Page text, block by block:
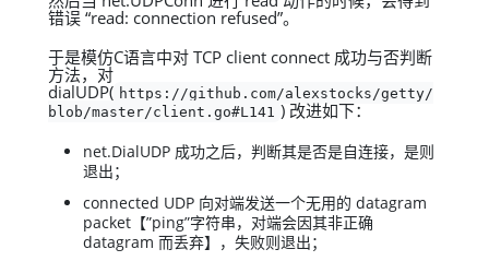
错误 “read: connection refused”。
于是模仿C语言中对 TCP client connect 成功与否判断
方法，对
dialUDP( https://github.com/alexstocks/getty/
blob/master/client.go#L141 ) 改进如下：
net.DialUDP 成功之后，判断其是否是自连接，是则
退出；
connected UDP 向对端发送一个无用的 datagram
packet【”ping”字符串，对端会因其非正确
datagram 而丢弃】，失败则退出；